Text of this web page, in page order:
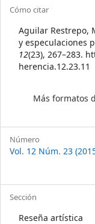
Article
Details
Cómo citar
Aguilar Restrepo,
y especulaciones
12(23), 267–283.
herencia.12.23.11
Más formatos
Número
Vol. 12 Núm. 23
Sección
Reseña artística